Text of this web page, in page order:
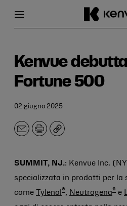
contenuto
Kenvue
Fortune 500
02 giugno 2025
E-
Stampa
Copia
SUMMIT, NJ.: Kenvue Inc.
specializzata in prodotti per la
come Tylenol ® , Neutrogena ® e